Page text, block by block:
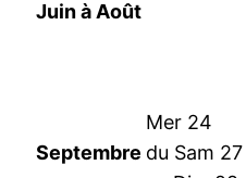
Juin à Août
Septembre
Mer 24
du Sam 27